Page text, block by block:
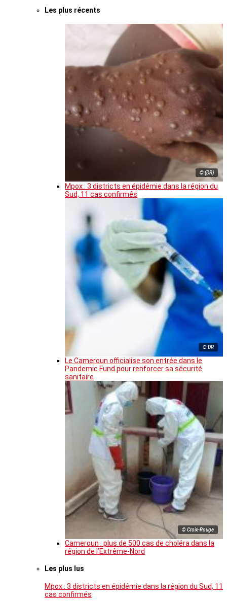
Les plus récents
© (DR)
Mpox : 3 districts en épidémie dans la région du
Sud, 11 cas confirmés
© DR
Le Cameroun officialise son entrée dans le
Pandemic Fund pour renforcer sa sécurité
sanitaire
© Croix-Rouge
Cameroun : plus de 500 cas de choléra dans la
région de l’Extrême-Nord
Les plus lus
Mpox : 3 districts en épidémie dans la région du Sud, 11
cas confirmés